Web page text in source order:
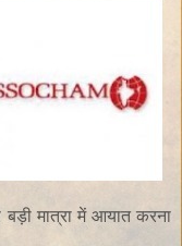
बड़ी मात्रा में आयात करना